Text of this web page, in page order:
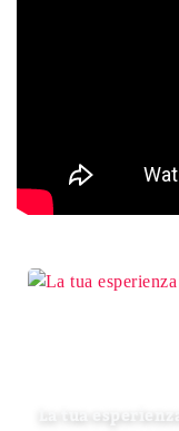
La tua